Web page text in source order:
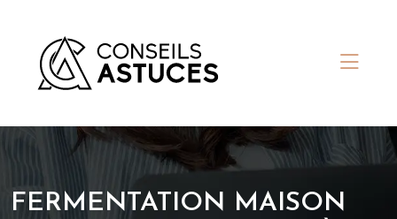
FERMENTATION MAISON